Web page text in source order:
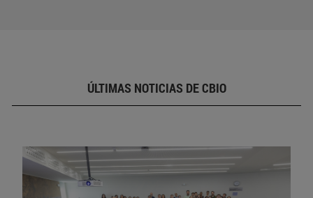
ÚLTIMAS NOTICIAS DE CBIO